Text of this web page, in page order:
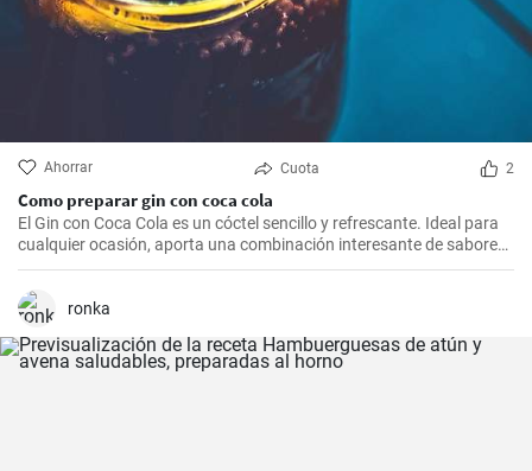
Ahorrar Cuota 2
Como preparar gin con coca cola
El Gin con Coca Cola es un cóctel sencillo y refrescante. Ideal para
cualquier ocasión, aporta una combinación interesante de sabores
que resultarán del agrado para quienes disfrutan de bebidas
espirituosas mezcladas con refrescos. Aunque puede parecer poco
común mezclar gin con Coca Cola, esta receta puede sorprender
ronka